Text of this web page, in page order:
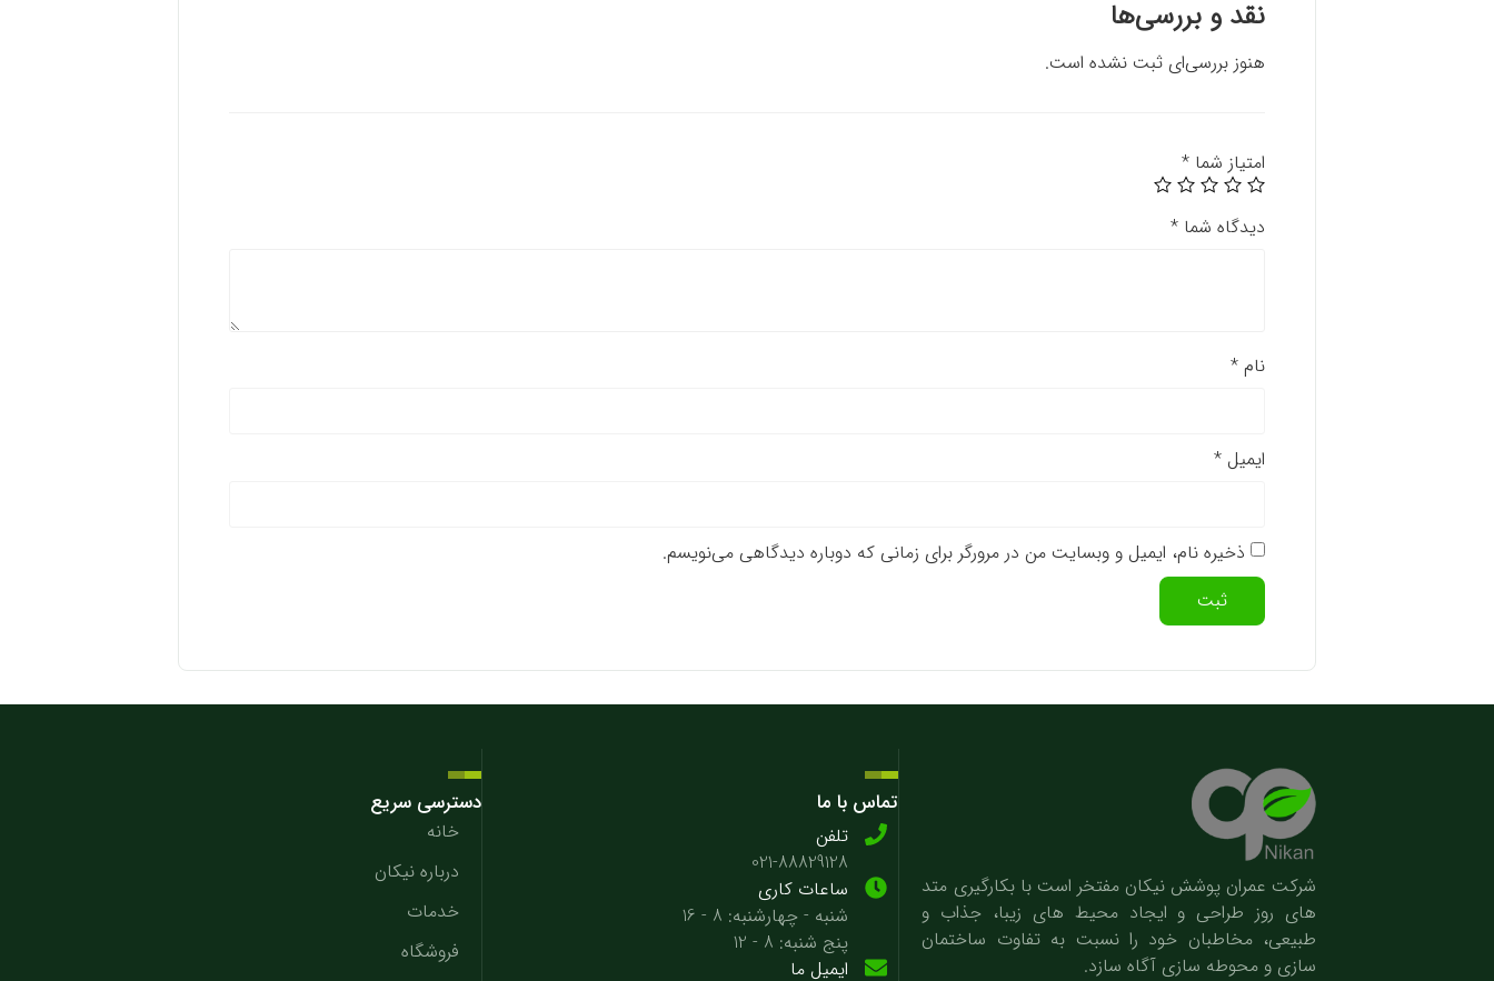
نقد و بررسی‌ها
هنوز بررسی‌ای ثبت نشده است.
امتیاز شما *
دیدگاه شما *
نام *
ایمیل *
ذخیره نام، ایمیل و وبسایت من در مرورگر برای زمانی که دوباره دیدگاهی می‌نویسم.
شرکت عمران پوشش نیکان مفتخر است با بکارگیری متد
های روز طراحی و ایجاد محیط های زیبا، جذاب و
طبیعی، مخاطبان خود را نسبت به تفاوت ساختمان
سازی و محوطه سازی آگاه سازد.
تماس با ما
تلفن
021-88829128
ساعات کاری
شنبه - چهارشنبه: 8 - 16
پنج شنبه: 8 - 12
ایمیل ما
دسترسی سریع
خانه
درباره نیکان
خدمات
فروشگاه